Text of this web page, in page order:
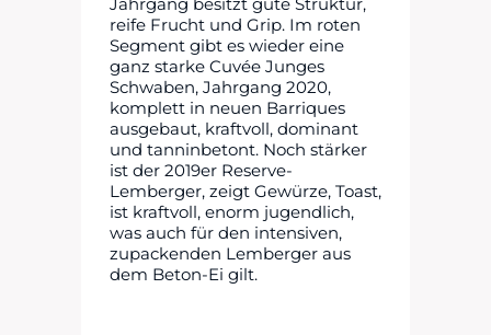
reife Frucht und Grip. Im roten
Segment gibt es wieder eine
ganz starke Cuvée Junges
Schwaben, Jahrgang 2020,
komplett in neuen Barriques
ausgebaut, kraftvoll, dominant
und tanninbetont. Noch stärker
ist der 2019er Reserve-
Lemberger, zeigt Gewürze, Toast,
ist kraftvoll, enorm jugendlich,
was auch für den intensiven,
zupackenden Lemberger aus
dem Beton-Ei gilt.